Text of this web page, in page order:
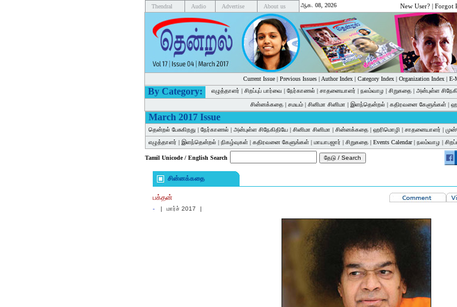
Thendral Audio Advertise About us ஆக. 08, 2026 New User? | Forgot
Current Issue| Previous Issues| Author Index| Category Index| Organization Index| E-
By Category: எழுத்தாளர் | சிறப்புப் பார்வை | நேர்காணல் | சாதனையாளர் | நலம்வாழ | சிறுகதை | அன்புள்ள
சின்னக்கதை | சமயம் | சினிமா சினிமா | இளந்தென்றல் | கதிரவனை கேளுங்கள் |
March 2017 Issue
தென்றல் பேசுகிறது | நேர்காணல் | அன்புள்ள சிநேகிதியே | சினிமா சினிமா | சின்னக்கதை | ஹரிமொழி | சாதனையாளர் |
எழுத்தாளர் | இளந்தென்றல் | நிகழ்வுகள் | கதிரவனை கேளுங்கள் | மாயாபஜார் | சிறுகதை | Events Calendar| நலம்வாழ |
Tamil Unicode / English Search
சின்னக்கதை
பக்தன்
- | மார்ச் 2017 |